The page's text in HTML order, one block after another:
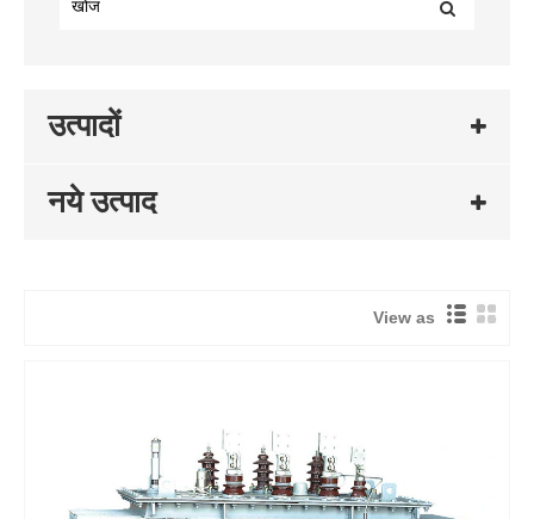
उत्पादों
नये उत्पाद
View as